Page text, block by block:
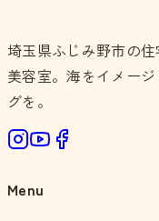
埼玉県ふじみ野市の
美容室。海をイメー
グを。
Menu